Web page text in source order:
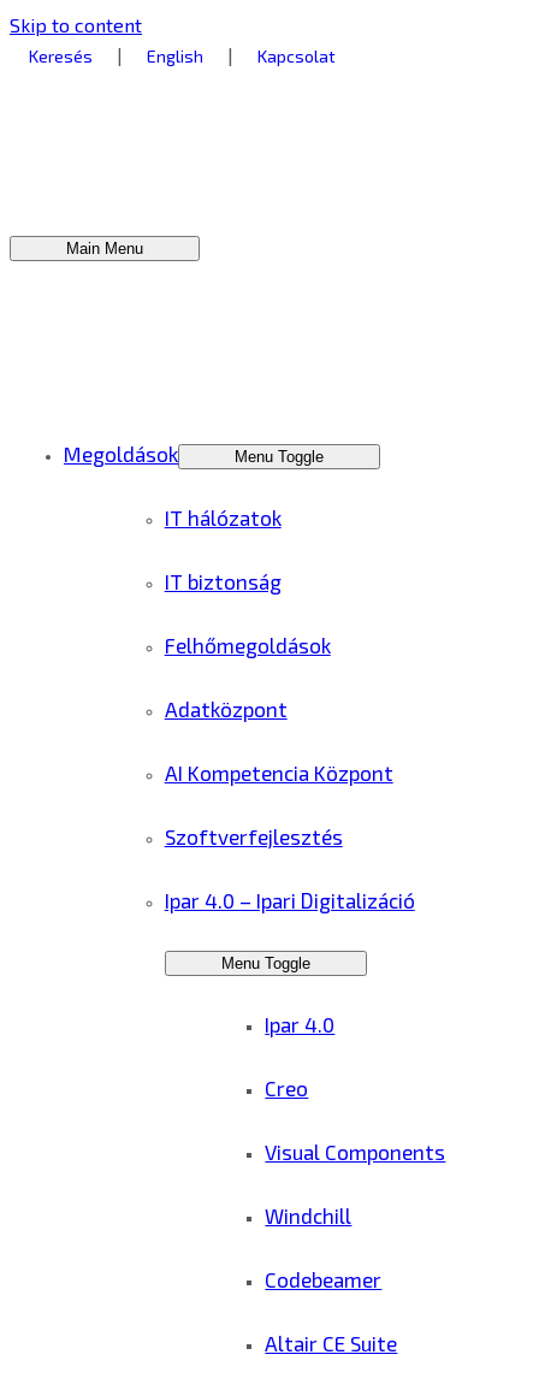
Skip to content
Keresés | English | Kapcsolat
Main Menu
Megoldások Menu Toggle
IT hálózatok
IT biztonság
Felhőmegoldások
Adatközpont
AI Kompetencia Központ
Szoftverfejlesztés
Ipar 4.0 – Ipari Digitalizáció
Menu Toggle
Ipar 4.0
Creo
Visual Components
Windchill
Codebeamer
Altair CE Suite